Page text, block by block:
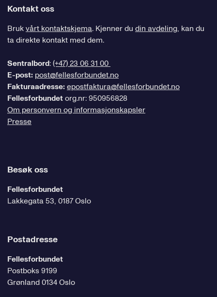
Kontakt oss
Brukvårt kontaktskjema. Kjenner du din avdeling, kan du
ta direkte kontakt med dem.
Sentralbord:(+47) 23 06 31 00
E-post: post@fellesforbundet.no
Fakturaadresse:epostfaktura@fellesforbundet.no
Fellesforbundetorg.nr: 950956828
Om personvern og informasjonskapsler
Presse
Besøk oss
Fellesforbundet
Lakkegata 53, 0187 Oslo
Postadresse
Fellesforbundet
Postboks 9199
Grønland 0134 Oslo